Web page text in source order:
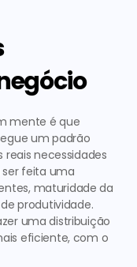
mente é que
um padrão
reais necessidades
ser feita uma
maturidade da
produtividade.
uma distribuição
eficiente, com o